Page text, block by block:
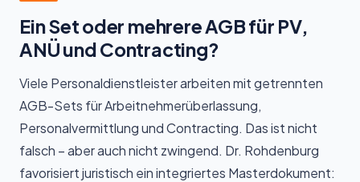
Ein Set oder mehrere AGB für PV,
ANÜ und Contracting?
Viele Personaldienstleister arbeiten mit getrennten
AGB-Sets für Arbeitnehmerüberlassung,
Personalvermittlung und Contracting. Das ist nicht
falsch – aber auch nicht zwingend. Dr. Rohdenburg
favorisiert juristisch ein integriertes Masterdokument: